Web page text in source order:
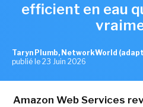
efficient en eau
Taryn Plumb, NetworkWorld
publié le 23 Juin 2026
Amazon Web Services